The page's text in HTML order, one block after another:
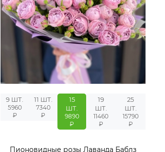
9 ШТ.
5960
₽
11 ШТ.
7340
₽
15
ШТ.
9890
₽
19
ШТ.
11460
₽
25
ШТ.
15790
₽
Пионовидные розы Лаванда Баблз